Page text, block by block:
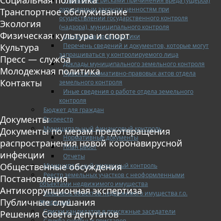
охраняемым законом ценностям при
осуществлении государственного контроля
(надзора), муниципального контроля
Программа профилактики
Перечень сведений и документов, которые могут
запрашиваться у контролируемого лица
Доклады муниципального земельного контроля
Проекты нормативно-правовых актов отдела
земельного контроля
Иные сведения о работе отдела земельного
контроля
Бюджет для граждан
Росреестр
Муниципальный финансовый контроль
Нормативные документы
План работ
Отчеты
Муниципальный жилищный контроль
Реестр земельных участков с неоформленными
объектами недвижимого имущества
Перечень объектов недвижимого имущества г.о.
Жуковский
Списки кандидатов в присяжные заседатели
Транспортное обслуживание
Экология
Физическая культура и спорт
Культура
Пресс — служба
Молодежная политика
Контакты
Документы
Документы по мерам предотвращения
распространения новой коронавирусной
инфекции
Общественные обсуждения
Постановления
Антикоррупционная экспертиза
Публичные слушания
Решения Совета депутатов